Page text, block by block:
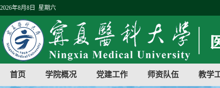
2026年8月8日 星期六
首页 学院概况 党建工作 师资队伍 教学